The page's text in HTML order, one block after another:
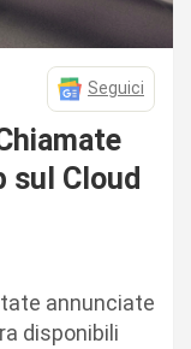
Seguici
sul Cloud
annunciate
disponibili